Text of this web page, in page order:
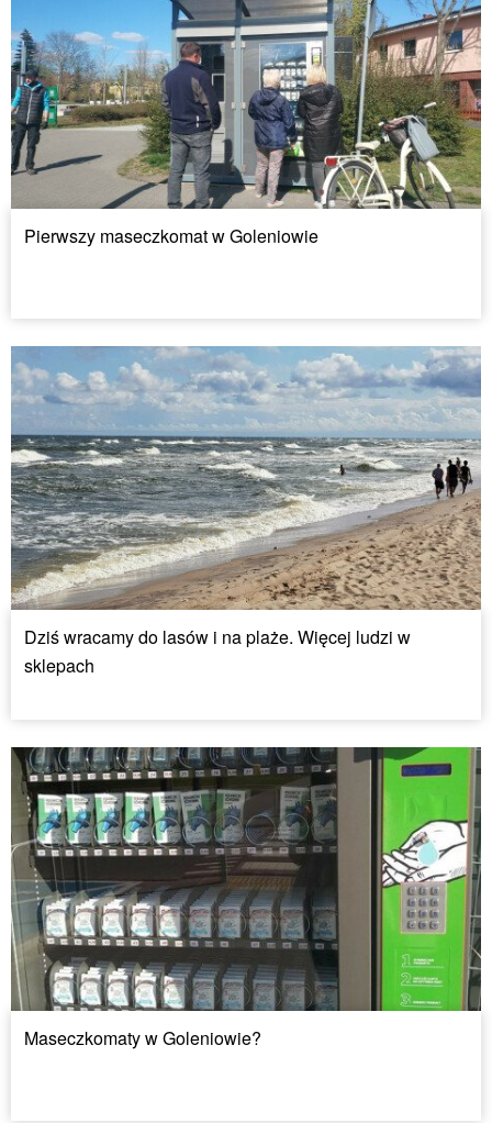
Pierwszy maseczkomat w Goleniowie
Dziś wracamy do lasów i na plaże. Więcej ludzi w
sklepach
Maseczkomaty w Goleniowie?